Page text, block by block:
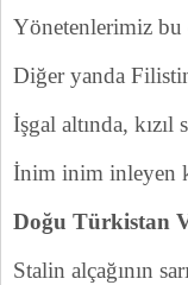
Yönetenlerimiz bu
Diğer yanda
İşgal altında, kızıl
İnim inim inleyen
Doğu Türkistan
Stalin alçağının